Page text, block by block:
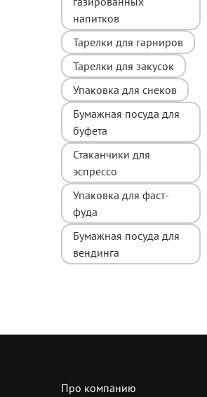
напитков
Тарелки для гарниров
Тарелки для закусок
Упаковка для снеков
Бумажная посуда для
буфета
Стаканчики для
эспрессо
Упаковка для фаст-
фуда
Бумажная посуда для
вендинга
Про компанию